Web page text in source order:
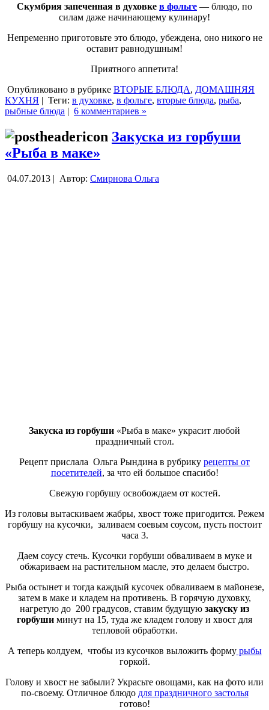
Скумбрия запеченная в духовке в фольге — блюдо, по
силам даже начинающему кулинару!
Непременно приготовьте это блюдо, убеждена, оно никого не
оставит равнодушным!
Приятного аппетита!
Опубликовано в рубрике ВТОРЫЕ БЛЮДА, ДОМАШНЯЯ
КУХНЯ | Теги: в духовке, в фольге, вторые блюда, рыба,
рыбные блюда | 6 комментариев »
Закуска из горбуши
«Рыба в маке»
04.07.2013 | Автор: Смирнова Ольга
Закуска из горбуши «Рыба в маке» украсит любой
праздничный стол.
Рецепт прислала Ольга Рындина в рубрику рецепты от
посетителей, за что ей большое спасибо!
Свежую горбушу освобождаем от костей.
Из головы вытаскиваем жабры, хвост тоже пригодится. Режем
горбушу на кусочки, заливаем соевым соусом, пусть постоит
часа 3.
Даем соусу стечь. Кусочки горбуши обваливаем в муке и
обжариваем на растительном масле, это делаем быстро.
Рыба остынет и тогда каждый кусочек обваливаем в майонезе,
затем в маке и кладем на противень. В горячую духовку,
нагретую до 200 градусов, ставим будущую закуску из
горбуши минут на 15, туда же кладем голову и хвост для
тепловой обработки.
А теперь колдуем, чтобы из кусочков выложить формурыбы
горкой.
Голову и хвост не забыли? Украсьте овощами, как на фото или
по-своему. Отличное блюдо для праздничного застолья
готово!